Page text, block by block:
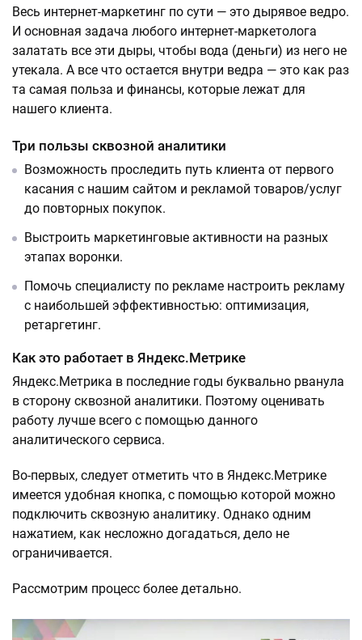
Весь интернет-маркетинг по сути — это дырявое ведро.
И основная задача любого интернет-маркетолога
залатать все эти дыры, чтобы вода (деньги) из него не
утекала. А все что остается внутри ведра — это как раз
та самая польза и финансы, которые лежат для
нашего клиента.
Три пользы сквозной аналитики
Возможность проследить путь клиента от первого
касания с нашим сайтом и рекламой товаров/услуг
до повторных покупок.
Выстроить маркетинговые активности на разных
этапах воронки.
Помочь специалисту по рекламе настроить рекламу
с наибольшей эффективностью: оптимизация,
ретаргетинг.
Как это работает в Яндекс.Метрике
Яндекс.Метрика в последние годы буквально рванула
в сторону сквозной аналитики. Поэтому оценивать
работу лучше всего с помощью данного
аналитического сервиса.
Во-первых, следует отметить что в Яндекс.Метрике
имеется удобная кнопка, с помощью которой можно
подключить сквозную аналитику. Однако одним
нажатием, как несложно догадаться, дело не
ограничивается.
Рассмотрим процесс более детально.